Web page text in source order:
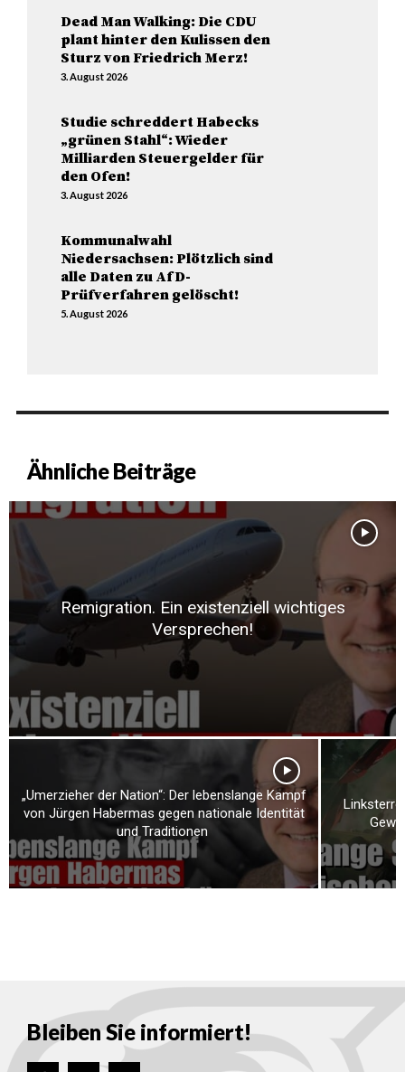
Dead Man Walking: Die CDU
plant hinter den Kulissen den
Sturz von Friedrich Merz!
3. August 2026
Studie schreddert Habecks
„grünen Stahl“: Wieder
Milliarden Steuergelder für
den Ofen!
3. August 2026
Kommunalwahl
Niedersachsen: Plötzlich sind
alle Daten zu AfD-
Prüfverfahren gelöscht!
5. August 2026
Ähnliche Beiträge
Remigration. Ein existenziell wichtiges
Versprechen!
„Umerzieher der Nation“: Der lebenslange Kampf
von Jürgen Habermas gegen nationale Identität
und Traditionen
Bleiben Sie informiert!